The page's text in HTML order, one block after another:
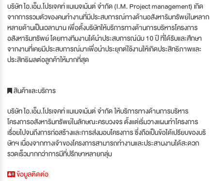
บริษัท ไอ.เอ็ม.โปรเจคท์ แมเนจเม้นต์ จำกัด (I.M. Project management) เกิด
จากการรวมตัวของคนทำงานที่มีประสบการณ์ทางด้านอสังหาริมทรัพย์ในหลาก
หลายด้านเป็นเวลานาน เพื่อตั้งบริษัทให้บริการทางด้านการบริหารโครงการ
อสังหาริมทรัพย์ โดยทางทีมงานได้นำประสบการณ์นับ 10 ปี ที่ได้รับและศึกษา
จากงานที่เคยมีประสบการณ์มาเพื่อนำประยุกต์ใช้งานให้เกิดประสิทธิภาพและ
ประสิทธิผลต่อลูกค้าให้มากที่สุด
สินค้าและบริการ
บริษัท ไอ.เอ็ม.โปรเจคท์ แมเนจเม้นต์ จำกัด ให้บริการทางด้านการบริหาร
โครงการอสังหาริมทรัพย์ในลักษณะครบวงจร ตั้งแต่เริ่มวางแผนทำโครงการ
เรื่อยไปจนถึงการก่อสร้างและการส่งมอบโครงการ ซึ่งถือเป็นข้อได้เปรียบของบริ
ษัทฯ เนื่องจากทางเจ้าของโครงการสามารถทำงานและประสานงานได้สะดวก
รวดเร็วมากกว่าการมีที่ปรึกษาหลายกลุ่ม
ข้อมูลติดต่อ